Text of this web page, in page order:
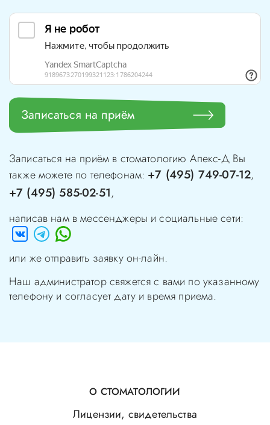
Записаться на приём
Записаться на приём в стоматологию Апекс-ДВы
также можете по телефонам: +7 (495) 749-07-12,
+7 (495) 585-02-51,
написав нам в мессенджеры и социальные сети:
или же отправить заявку он-лайн.
Наш администратор свяжется с вами по указанному
телефону и согласует дату и время приема.
О СТОМАТОЛОГИИ
Лицензии, свидетельства